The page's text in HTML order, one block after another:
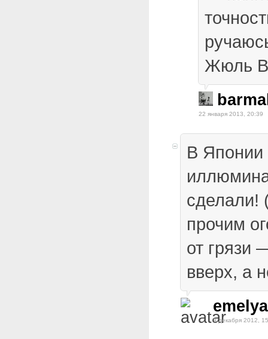
Жюль
22 января 2013, 20:39
В Японии
сделали!
прочим
от грязи
вверх, а
emelya
9 декабря 2012,